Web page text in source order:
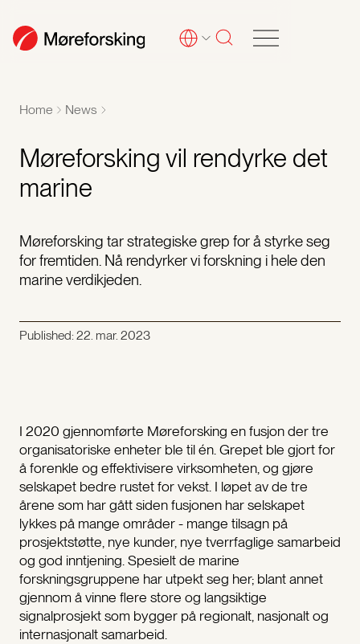
Home News
Møreforsking vil rendyrke det
marine
Møreforsking tar strategiske grep for å styrke seg
for fremtiden. Nå rendyrker vi forskning i hele den
marine verdikjeden.
Published:22. mar. 2023
I 2020 gjennomførte Møreforsking en fusjon der tre
organisatoriske enheter ble til én. Grepet ble gjort for
å forenkle og effektivisere virksomheten, og gjøre
selskapet bedre rustet for vekst. I løpet av de tre
årene som har gått siden fusjonen har selskapet
lykkes på mange områder - mange tilsagn på
prosjektstøtte, nye kunder, nye tverrfaglige samarbeid
og god inntjening. Spesielt de marine
forskningsgruppene har utpekt seg her; blant annet
gjennom å vinne flere store og langsiktige
signalprosjekt som bygger på regionalt, nasjonalt og
internasjonalt samarbeid.